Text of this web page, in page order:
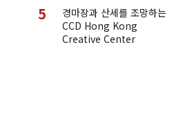
5
경마장과 산세를 조망하는
CCD Hong Kong
Creative Center